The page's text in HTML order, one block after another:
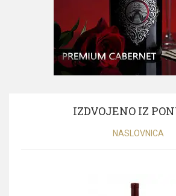
IZDVOJENO IZ
NASLOVNICA